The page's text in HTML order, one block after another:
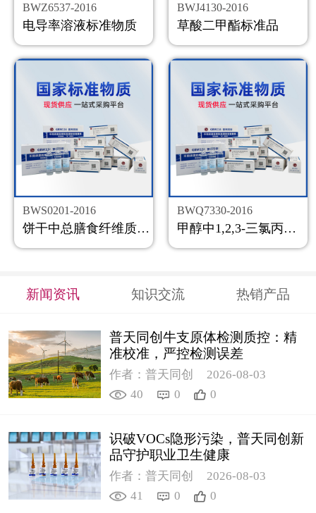
BWZ6537-2016
电导率溶液标准物质
BWJ4130-2016
草酸二甲酯标准品
BWS0201-2016
饼干中总膳食纤维质控样品
BWQ7330-2016
甲醇中1,2,3-三氯丙烷溶液标准物质
新闻资讯 知识交流 热销产品
普天同创牛支原体检测质控：精
准校准，严控检测误差
作者：普天同创
2026-08-03
40
0 0
识破VOCs隐形污染，普天同创新
品守护职业卫生健康
作者：普天同创
2026-08-03
41
0 0
联系我们
返回主页